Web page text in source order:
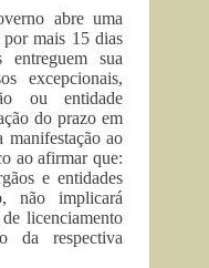
abre uma
mais 15 dias
sua
excepcionais,
ou entidade
do prazo em
manifestação ao
ao afirmar que:
e entidades
não implicará
licenciamento
da respectiva